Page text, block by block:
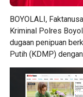
BOYOLALI,
Kriminal Polres
dugaan penipuan
Putih (KDMP)